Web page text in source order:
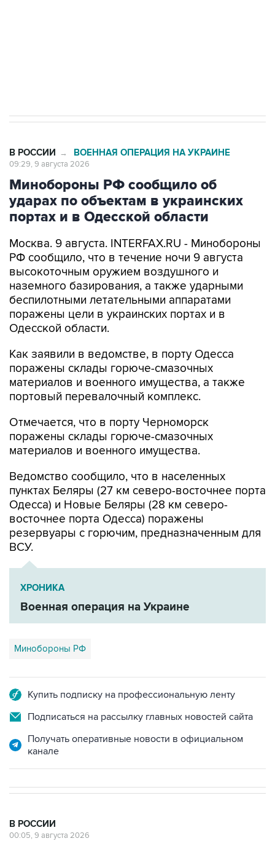
В РОССИИ → ВОЕННАЯ ОПЕРАЦИЯ НА УКРАИНЕ
09:29, 9 августа 2026
Минобороны РФ сообщило об
ударах по объектам в украинских
портах и в Одесской области
Москва. 9 августа. INTERFAX.RU - Минобороны
РФ сообщило, что в течение ночи 9 августа
высокоточным оружием воздушного и
наземного базирования, а также ударными
беспилотными летательными аппаратами
поражены цели в украинских портах и в
Одесской области.
Как заявили в ведомстве, в порту Одесса
поражены склады горюче-смазочных
материалов и военного имущества, а также
портовый перевалочный комплекс.
Отмечается, что в порту Черноморск
поражены склады горюче-смазочных
материалов и военного имущества.
Ведомство сообщило, что в населенных
пунктах Беляры (27 км северо-восточнее порта
Одесса) и Новые Беляры (28 км северо-
восточнее порта Одесса) поражены
резервуары с горючим, предназначенным для
ВСУ.
ХРОНИКА
Военная операция на Украине
Минобороны РФ
Купить подписку на профессиональную ленту
Подписаться на рассылку главных новостей сайта
Получать оперативные новости в официальном
канале
В РОССИИ
00:05, 9 августа 2026